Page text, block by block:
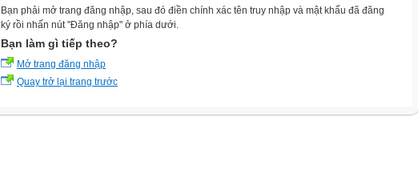
Bạn phải mở trang đăng nhập, sau đó điền chính xác tên truy nhập và mật khẩu đã đăng
ký rồi nhấn nút "Đăng nhập" ở phía dưới.
Bạn làm gì tiếp theo?
Mở trang đăng nhập
Quay trở lại trang trước